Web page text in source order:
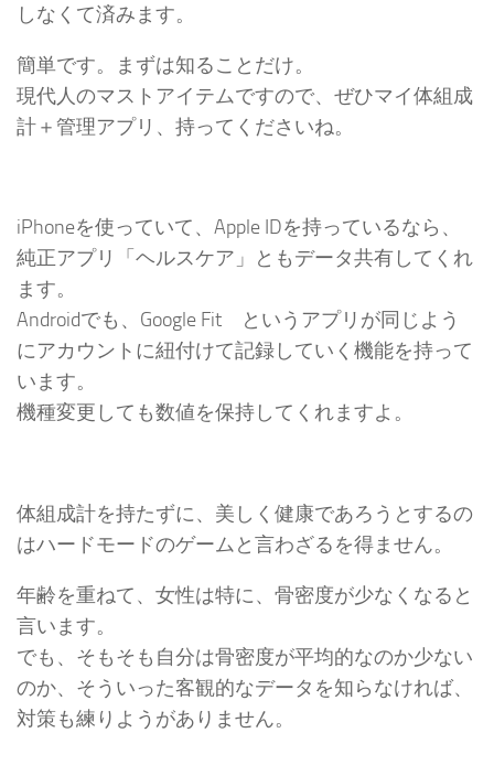
しなくて済みます。
簡単です。まずは知ることだけ。
現代人のマストアイテムですので、ぜひマイ体組成
計＋管理アプリ、持ってくださいね。
iPhoneを使っていて、Apple IDを持っているなら、
純正アプリ「ヘルスケア」ともデータ共有してくれ
ます。
Androidでも、Google Fit というアプリが同じよう
にアカウントに紐付けて記録していく機能を持って
います。
機種変更しても数値を保持してくれますよ。
体組成計を持たずに、美しく健康であろうとするの
はハードモードのゲームと言わざるを得ません。
年齢を重ねて、女性は特に、骨密度が少なくなると
言います。
でも、そもそも自分は骨密度が平均的なのか少ない
のか、そういった客観的なデータを知らなければ、
対策も練りようがありません。